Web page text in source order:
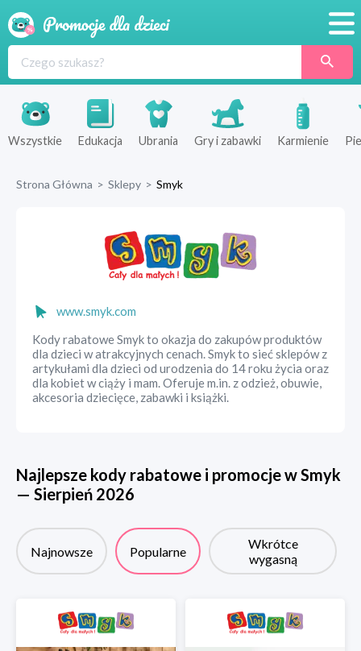
Produkty
Sklepy
Wszystkie Edukacja Ubrania Gry i zabawki Karmienie
Strona Główna > Sklepy > Smyk
www.smyk.com
Kody rabatowe Smyk to okazja do zakupów produktów
dla dzieci w atrakcyjnych cenach. Smyk to sieć sklepów z
artykułami dla dzieci od urodzenia do 14 roku życia oraz
dla kobiet w ciąży i mam. Oferuje m.in. z odzież, obuwie,
akcesoria dziecięce, zabawki i książki.
Najlepsze kody rabatowe i promocje wSmyk
— Sierpień 2026
Najnowsze Popularne
Wkrótce
wygasną